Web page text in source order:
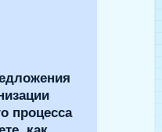
процесса